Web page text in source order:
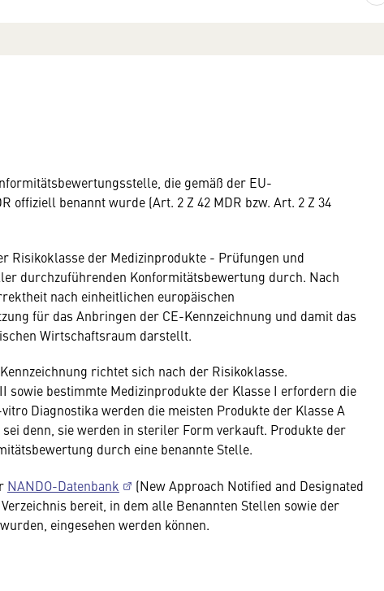
die gemäß der EU-
offiziell benannt wurde (Art. 2 Z 42 MDR bzw. Art. 2 Z 34
Risikoklasse der Medizinprodukte - Prüfungen und
durchzuführenden Konformitätsbewertung durch. Nach
nach einheitlichen europäischen
für das Anbringen der CE-Kennzeichnung und damit das
Wirtschaftsraum darstellt.
richtet sich nach der Risikoklasse.
sowie bestimmte Medizinprodukte der Klasse I erfordern die
Diagnostika werden die meisten Produkte der Klasse A
denn, sie werden in steriler Form verkauft. Produkte der
durch eine benannte Stelle.
NANDO-Datenbank
(New Approach Notified and Designated
bereit, in dem alle Benannten Stellen sowie der
eingesehen werden können.